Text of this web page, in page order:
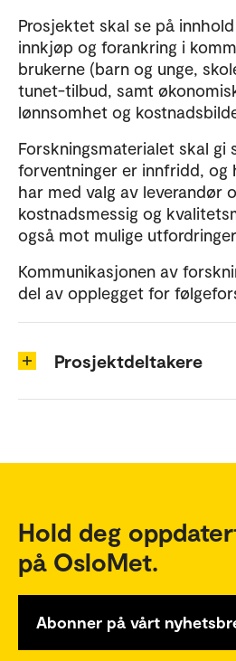
Prosjektet skal se på
innkjøp og forankring i
brukerne (barn og unge,
tunet-tilbud, samt
lønnsomhet og
Forskningsmaterialet skal gi
forventninger er innfridd, og
har med valg av leverandør
kostnadsmessig og
også mot mulige
Kommunikasjonen av
del av opplegget for
Prosjektdeltakere
Hold deg
på OsloMet.
Abonner på vårt